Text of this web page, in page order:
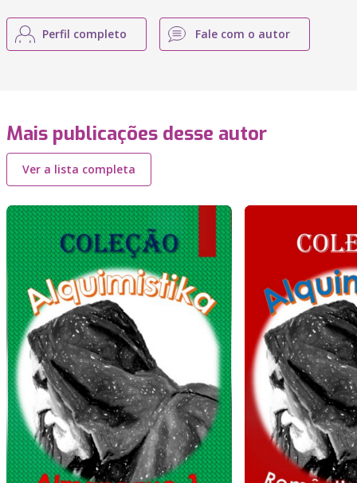
Perfil completo Fale com o autor
Mais publicações desse autor
Ver a lista completa